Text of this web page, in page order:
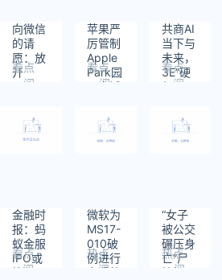
向微信
的请
愿：放
开
5000
限制
看点
阅
1239
苹果严
厉管制
Apple
Park园
区空域
人机进
看点
阅
1162
共商AI
当下与
未来，
3E“硬
纪元”
业应用
创新峰
会圆满
看点
阅
金融时
报：蚂
蚁金服
IPO或
推迟至
看点
阅
微软为
MS17-
010破
例进行
多系统
热点
阅
“女子
被公交
碾压身
亡”尸
检报
热点
阅